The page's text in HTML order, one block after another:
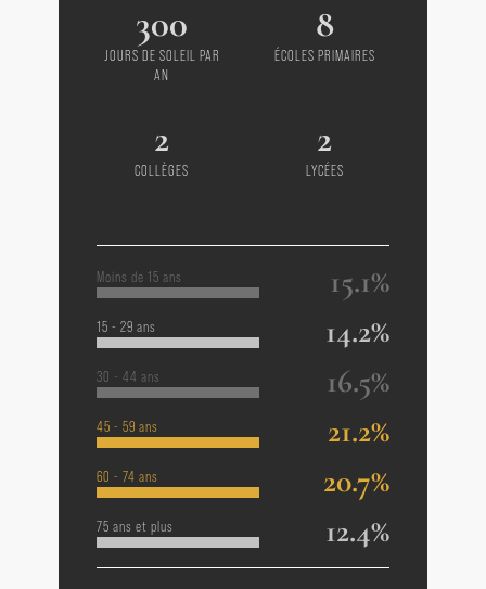
300
JOURS DE SOLEIL PAR
AN
8
ÉCOLES PRIMAIRES
2
COLLÈGES
2
LYCÉES
Moins de 15 ans 15.1%
15 - 29 ans 14.2%
30 - 44 ans 16.5%
45 - 59 ans 21.2%
60 - 74 ans 20.7%
75 ans et plus 12.4%